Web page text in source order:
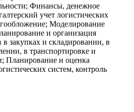
Финансы, денежное
учет логистических
Моделирование
и организация
в закупках и складировании, в
в транспортировке и
Планирование и оценка
систем, контроль